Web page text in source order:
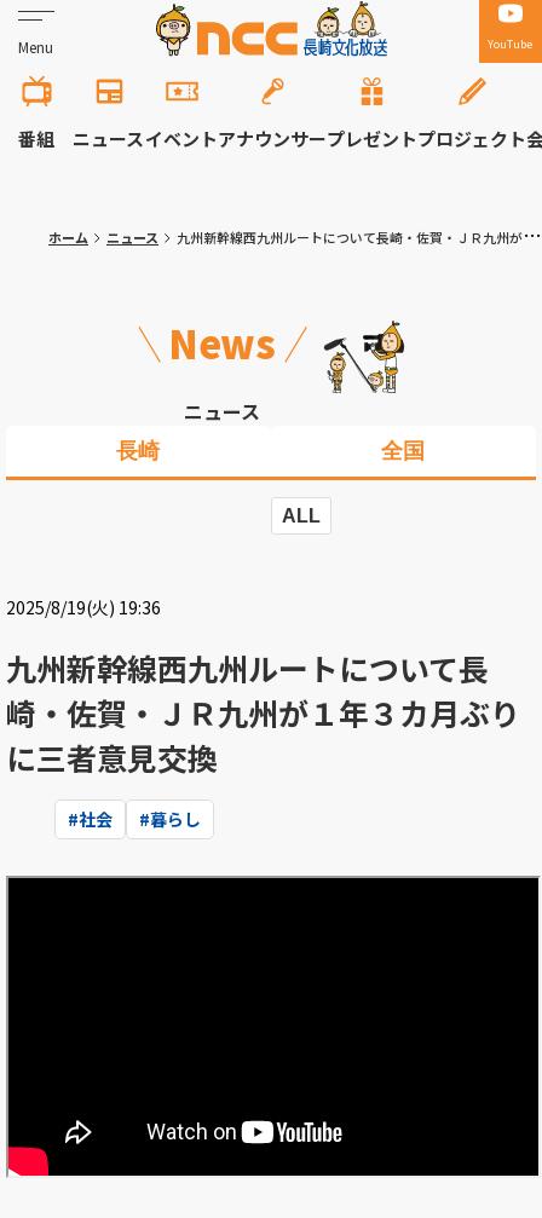
Menu YouTube
番組 ニュースイベントアナウンサープレゼントプロジェクト
ホーム ニュース 九州新幹線西九州ルートについて長崎・佐賀・ＪＲ九州が１年３カ月ぶりに三者意見交換
News
ニュース
長崎 全国
ALL
2025/8/19(火) 19:36
九州新幹線西九州ルートについて長
崎・佐賀・ＪＲ九州が１年３カ月ぶり
に三者意見交換
#社会 #暮らし